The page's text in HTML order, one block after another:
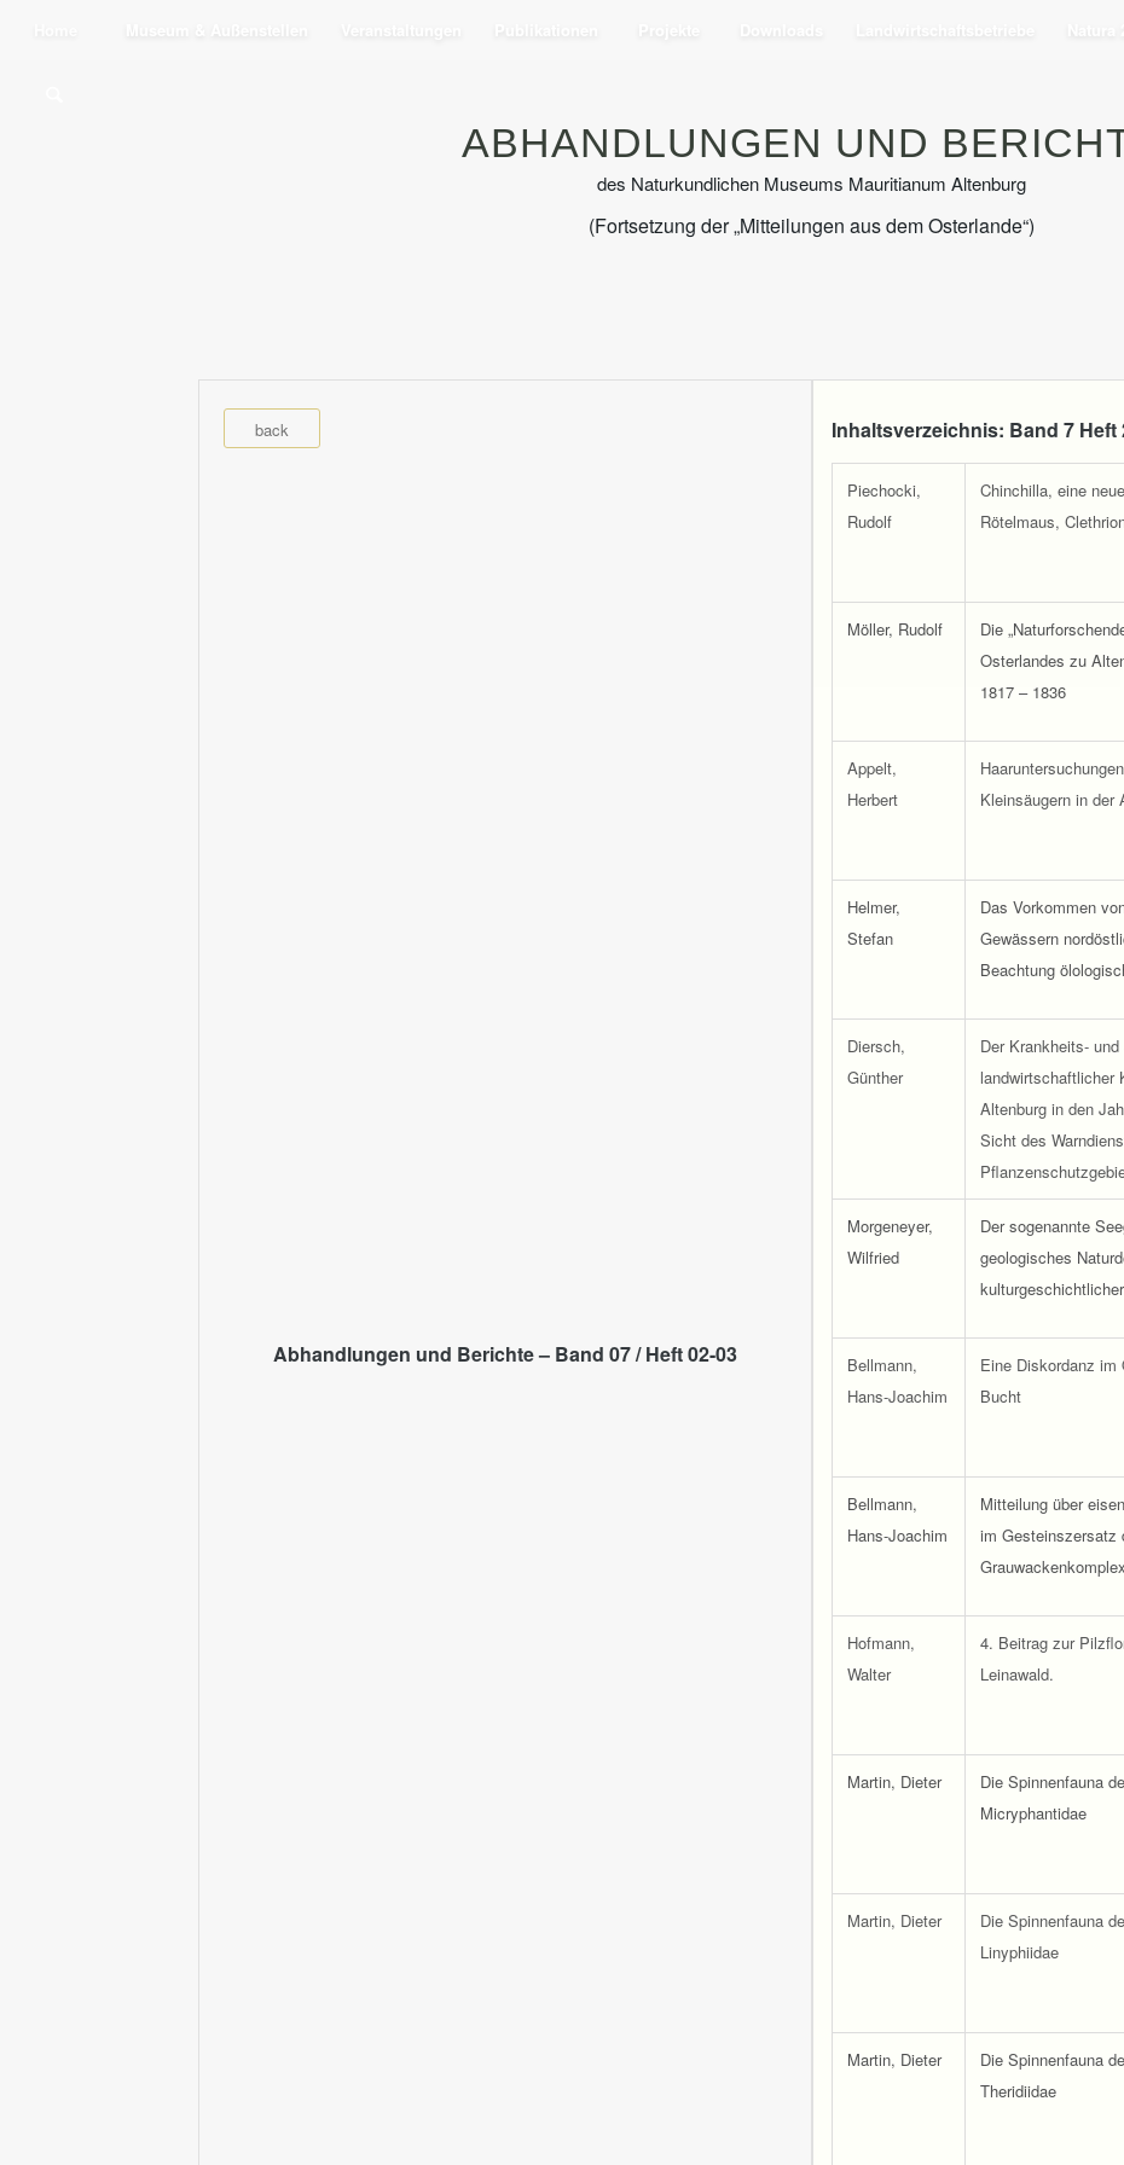
ABHANDLUNGEN UND
des Naturkundlichen Museums Mauritianum Altenburg
(Fortsetzung der „Mitteilungen aus dem Osterlande“)
back
Abhandlungen und Berichte – Band 07 / Heft 02-03
Inhaltsverzeichnis: Band 7 Heft
Piechocki,
Rudolf
Chinchilla, eine
Rötelmaus,
Möller, Rudolf
Die
Osterlandes zu
1817 – 1836
Appelt,
Herbert
Kleinsäugern in der
Helmer,
Stefan
Das Vorkommen
Gewässern
Beachtung
Diersch,
Günther
Der Krankheits-
landwirtschaftlicher
Altenburg in den
Sicht des
Morgeneyer,
Wilfried
Der sogenannte
geologisches
Bellmann,
Hans-Joachim
Eine Diskordanz im
Bucht
Bellmann,
Hans-Joachim
Mitteilung über
im Gesteinszersatz
Hofmann,
Walter
4. Beitrag zur
Leinawald.
Martin, Dieter
Die Spinnenfauna
Micryphantidae
Martin, Dieter
Die Spinnenfauna
Linyphiidae
Martin, Dieter
Die Spinnenfauna
Theridiidae